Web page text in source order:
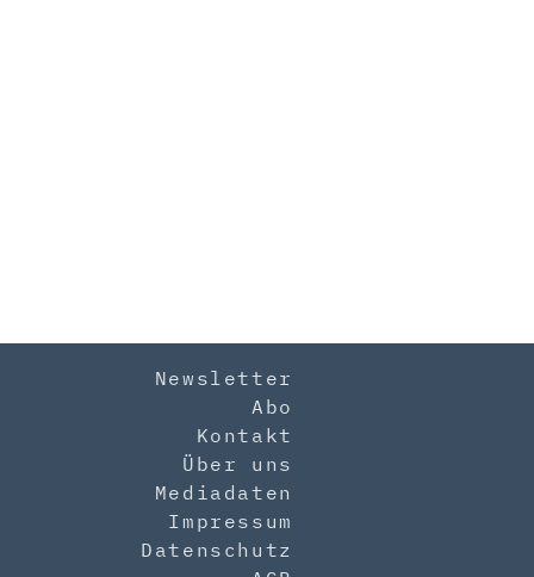
Newsletter
Abo
Kontakt
Über uns
Mediadaten
Impressum
Datenschutz